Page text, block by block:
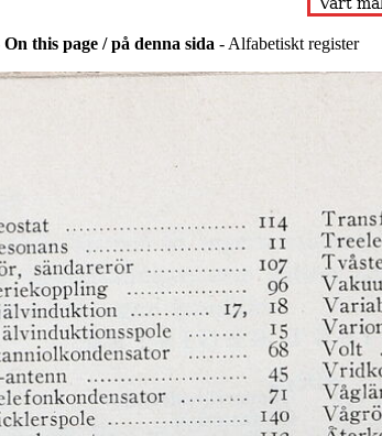
On this page / på denna sida - Alfabetiskt register